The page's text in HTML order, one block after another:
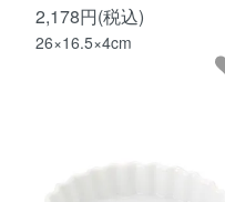
2,178円(税込)
26×16.5×4cm